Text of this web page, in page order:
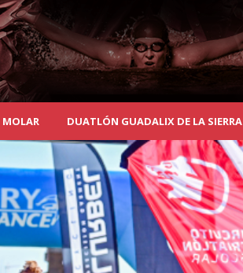
DUATLÓN GUADALIX DE LA SIERRA